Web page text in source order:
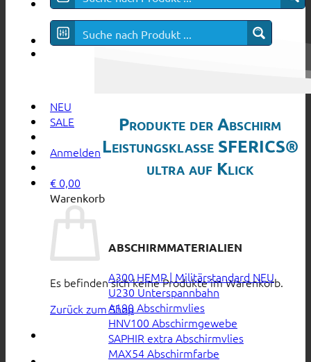
NEU
SALE
Anmelden
€ 0,00
Warenkorb
Es befinden sich keine Produkte im Warenkorb.
Zurück zum Shop
Produkte der Abschirm
Leistungsklasse SFERICS®
ultra auf Klick
ABSCHIRMMATERIALIEN
A300 HEMP | Militärstandard
U230 Unterspannbahn
A190 Abschirmvlies
HNV100 Abschirmgewebe
SAPHIR extra Abschirmvlies
MAX54 Abschirmfarbe